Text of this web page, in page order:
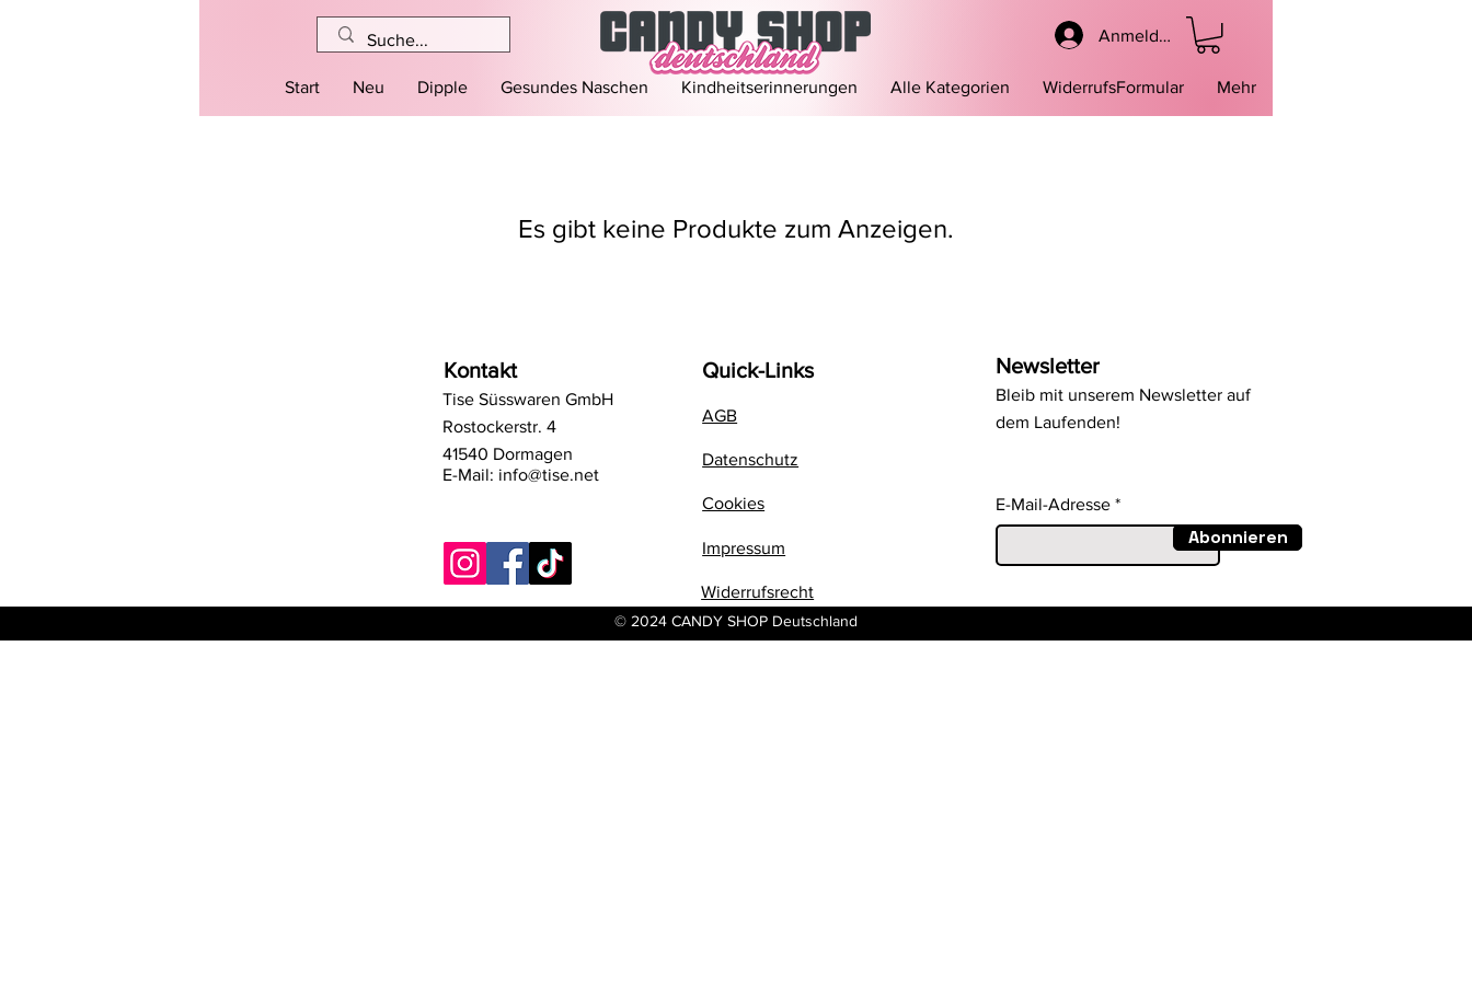
Start Neu Dipple Gesundes Naschen Kindheitserinnerungen Alle Kategorien WiderrufsFormular Mehr
Anmelden
Es gibt keine Produkte zum Anzeigen.
Kontakt
Tise Süsswaren GmbH
Rostockerstr. 4
41540 Dormagen
E-Mail: info@tise.net
Quick-Links
AGB
Datenschutz
Cookies
Impressum
Widerrufsrecht
Newsletter
Bleib mit unserem Newsletter auf
dem Laufenden!
E-Mail-Adresse
Abonnieren
© 2024 CANDY SHOP Deutschland